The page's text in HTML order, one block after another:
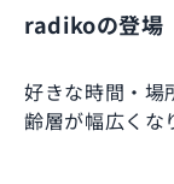
radikoの登場
好きな時間・場
齢層が幅広くな